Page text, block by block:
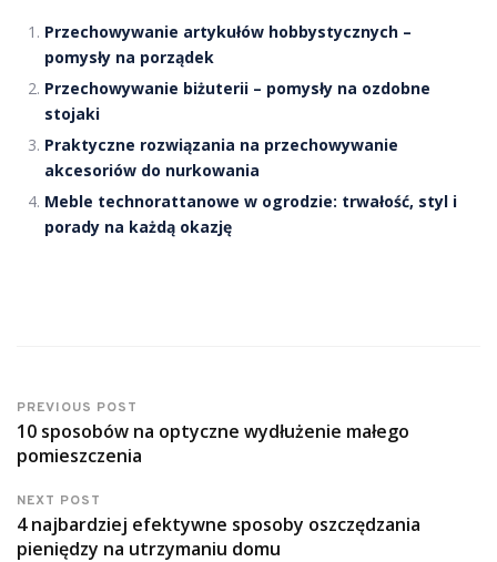
Przechowywanie artykułów hobbystycznych –
pomysły na porządek
Przechowywanie biżuterii – pomysły na ozdobne
stojaki
Praktyczne rozwiązania na przechowywanie
akcesoriów do nurkowania
Meble technorattanowe w ogrodzie: trwałość, styl i
porady na każdą okazję
PREVIOUS POST
10 sposobów na optyczne wydłużenie małego
pomieszczenia
NEXT POST
4 najbardziej efektywne sposoby oszczędzania
pieniędzy na utrzymaniu domu